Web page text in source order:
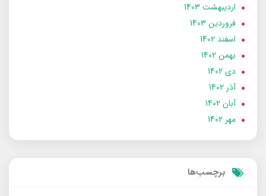
ارديبهشت 1403
فروردین 1403
اسفند 1402
بهمن 1402
دی 1402
آذر 1402
آبان 1402
مهر 1402
برچسب‌ها